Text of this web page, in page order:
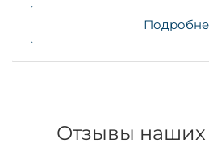
Отзывы наших